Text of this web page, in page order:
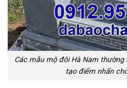
Các mẫu mộ đôi Hà Nam
tạo điểm nhấn